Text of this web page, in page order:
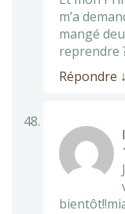
m’a
mangé
reprendre
Répondre ↓